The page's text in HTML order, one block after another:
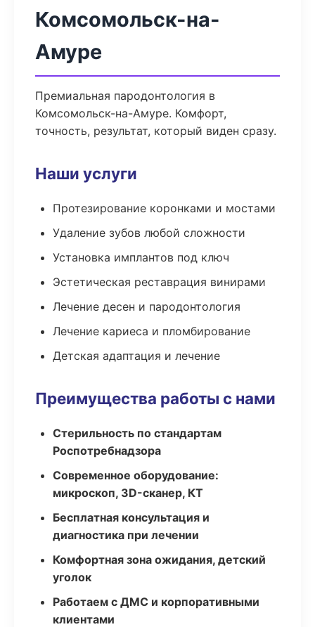
Комсомольск-на-
Амуре
Премиальная пародонтология в
Комсомольск-на-Амуре. Комфорт,
точность, результат, который виден сразу.
Наши услуги
Протезирование коронками и мостами
Удаление зубов любой сложности
Установка имплантов под ключ
Эстетическая реставрация винирами
Лечение десен и пародонтология
Лечение кариеса и пломбирование
Детская адаптация и лечение
Преимущества работы с нами
Стерильность по стандартам
Роспотребнадзора
Современное оборудование:
микроскоп, 3D-сканер, КТ
Бесплатная консультация и
диагностика при лечении
Комфортная зона ожидания, детский
уголок
Работаем с ДМС и корпоративными
клиентами